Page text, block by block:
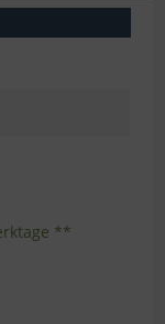
**